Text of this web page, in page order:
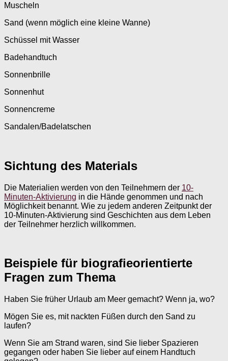
Muscheln
Sand (wenn möglich eine kleine Wanne)
Schüssel mit Wasser
Badehandtuch
Sonnenbrille
Sonnenhut
Sonnencreme
Sandalen/Badelatschen
Sichtung des Materials
Die Materialien werden von den Teilnehmern der 10-
Minuten-Aktivierung in die Hände genommen und nach
Möglichkeit benannt. Wie zu jedem anderen Zeitpunkt der
10-Minuten-Aktivierung sind Geschichten aus dem Leben
der Teilnehmer herzlich willkommen.
Beispiele für biografieorientierte
Fragen zum Thema
Haben Sie früher Urlaub am Meer gemacht? Wenn ja, wo?
Mögen Sie es, mit nackten Füßen durch den Sand zu
laufen?
Wenn Sie am Strand waren, sind Sie lieber Spazieren
gegangen oder haben Sie lieber auf einem Handtuch